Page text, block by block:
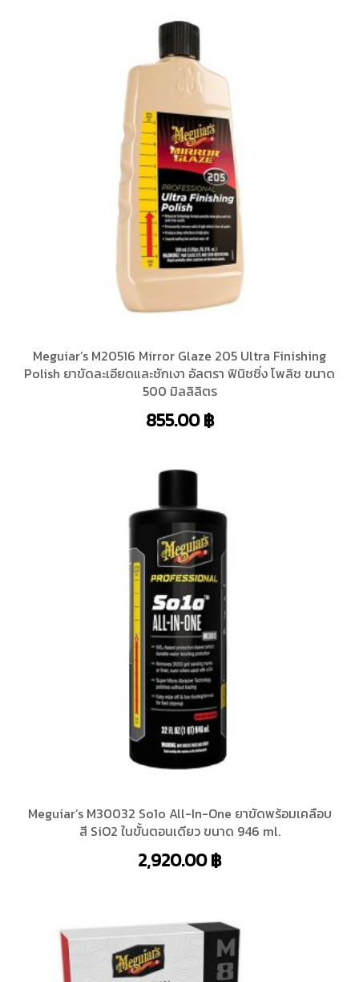
Meguiar’s M20516 Mirror Glaze 205 Ultra Finishing
Polish ยาขัดละเอียดและชักเงา อัลตรา ฟินิชชิ่ง โพลิช ขนาด
500 มิลลิลิตร
855.00฿
Meguiar’s M30032 So1o All-In-One ยาขัดพร้อมเคลือบ
สี SiO2 ในขั้นตอนเดียว ขนาด 946 ml.
2,920.00฿